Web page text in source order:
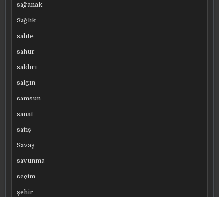
sağanak
Sağlık
sahte
sahur
saldırı
salgın
samsun
sanat
satış
Savaş
savunma
seçim
şehir